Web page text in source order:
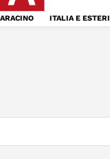
ITALIA E ESTERI